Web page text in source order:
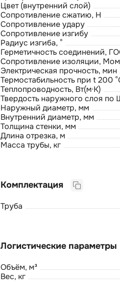
Цвет (внутренний слой)
Сопротивление сжатию, Н
Сопротивление удару
Сопротивление изгибу
Радиус изгиба, °
Герметичность соединений,
Сопротивление изоляции, Мом
Электрическая прочность, мин
Термостабильность при t 200
Теплопроводность, Вт(м·К)
Твердость наружного слоя по
Наружный диаметр, мм
Внутренний диаметр, мм
Толщина стенки, мм
Длина отрезка, м
Масса трубы, кг
Труба
Объём, м³
Вес, кг